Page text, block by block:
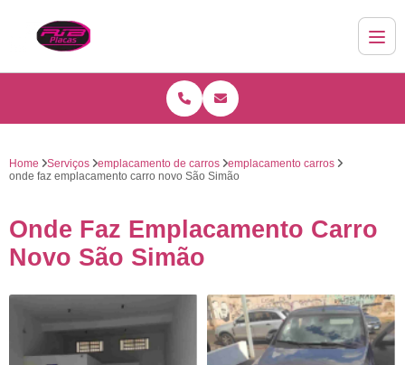
Home Serviços emplacamento de carros
emplacamento carros
onde faz emplacamento carro novo São Simão
Onde Faz Emplacamento Carro
Novo São Simão